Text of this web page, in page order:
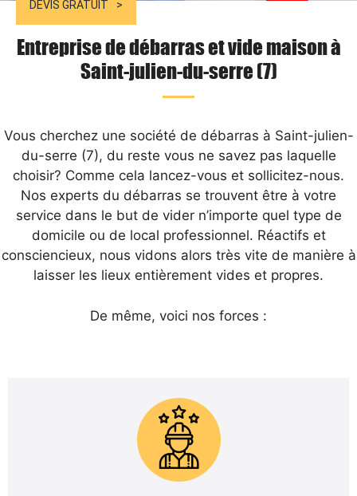
DEVIS GRATUIT
Entreprise de débarras et vide maison à
Saint-julien-du-serre (7)
Vous cherchez une société de débarras à Saint-julien-
du-serre (7), du reste vous ne savez pas laquelle
choisir? Comme cela lancez-vous et sollicitez-nous.
Nos experts du débarras se trouvent être à votre
service dans le but de vider n’importe quel type de
domicile ou de local professionnel. Réactifs et
consciencieux, nous vidons alors très vite de manière à
laisser les lieux entièrement vides et propres.
De même, voici nos forces :